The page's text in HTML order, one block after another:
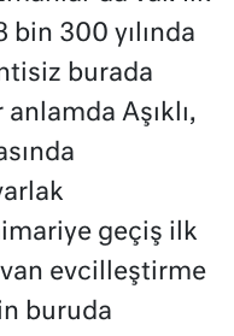
300 yılında
burada
Aşıklı,
geçiş ilk
evcilleştirme
buruda